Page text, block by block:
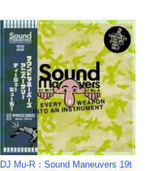
DJ Mu-R：Sound Maneuvers 19t